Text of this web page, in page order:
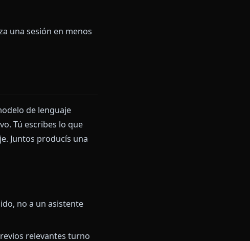
se sienta viva: el LLM, el
Al final sabrás cómo
y empieza una sesión en menos
y un modelo de lenguaje
un objetivo. Tú escribes lo que
personaje. Juntos producís una